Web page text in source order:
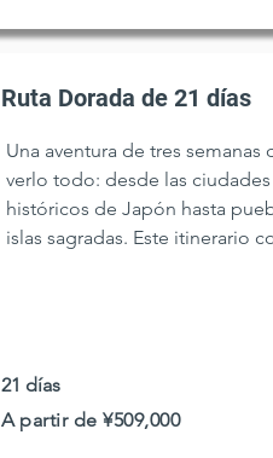
Ruta Dorada de 21 días
Una aventura de tres
verlo todo: desde las
históricos de Japón hasta
islas sagradas. Este itinerario
21 días
A partir de ¥509,000